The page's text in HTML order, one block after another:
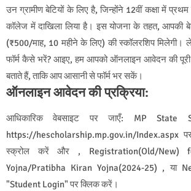
उन ग्रामीण बेटियों के लिए है, जिन्होंने 12वीं कक्षा में
कॉलेज में दाखिला लिया है। इस योजना के तहत, आपकी
(₹500/माह, 10 महीने के लिए) की स्कॉलरशिप मिलेगी।
फॉर्म कैसे भरें? आइए, हम आपको ऑनलाइन आवेदन की पूरी
बताते हैं, ताकि आप आसानी से फॉर्म भर सकें।
ऑनलाइन आवेदन की प्रक्रिया:
आधिकारिक वेबसाइट पर जाएँ: MP State
https://hescholarship.mp.gov.in/Index.aspx
स्क्रोल करें और , Registration(Old/New)
Yojna/Pratibha Kiran Yojna(2024-25) , या
"Student Login" पर क्लिक करें।